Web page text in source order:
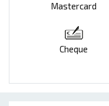
Mastercard
Cheque